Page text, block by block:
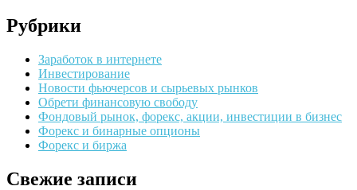
Рубрики
Заработок в интернете
Инвестирование
Новости фьючерсов и сырьевых рынков
Обрети финансовую свободу
Фондовый рынок, форекс, акции, инвестиции в бизнес
Форекс и бинарные опционы
Форекс и биржа
Свежие записи